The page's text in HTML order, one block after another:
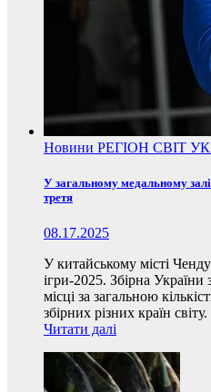
Новини РЕГІОН СВІТ
У загальному медальному
третя
08.17.2025
У китайському місті
ігри-2025. Збірна
місці за загальною
збірних різних країн світу.
Читати далі